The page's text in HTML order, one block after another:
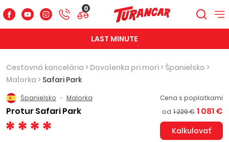
0
LAST MINUTE
Cestovná kancelária > Dovolenka pri mori > Španielsko >
Malorka > Safari Park
Španielsko Malorka
Protur Safari Park
Cena s poplatkami
od 1 229 € 1 081 €
Kalkulovať